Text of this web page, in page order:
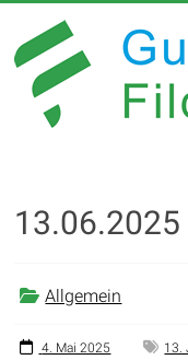
Inhalt
springen
IN
der
13.06.2025
Allgemein
4. Mai 2025 13.